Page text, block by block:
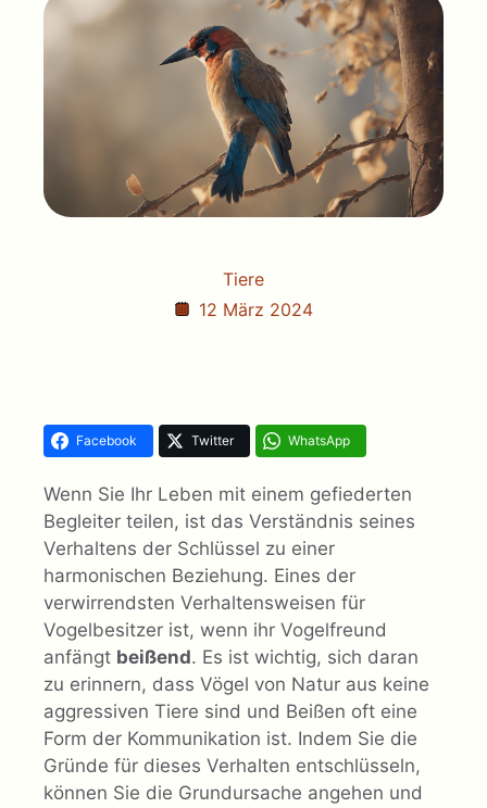
Tiere
12 März 2024
Facebook Twitter WhatsApp
Wenn Sie Ihr Leben mit einem gefiederten
Begleiter teilen, ist das Verständnis seines
Verhaltens der Schlüssel zu einer
harmonischen Beziehung. Eines der
verwirrendsten Verhaltensweisen für
Vogelbesitzer ist, wenn ihr Vogelfreund
anfängt beißend. Es ist wichtig, sich daran
zu erinnern, dass Vögel von Natur aus keine
aggressiven Tiere sind und Beißen oft eine
Form der Kommunikation ist. Indem Sie die
Gründe für dieses Verhalten entschlüsseln,
können Sie die Grundursache angehen und